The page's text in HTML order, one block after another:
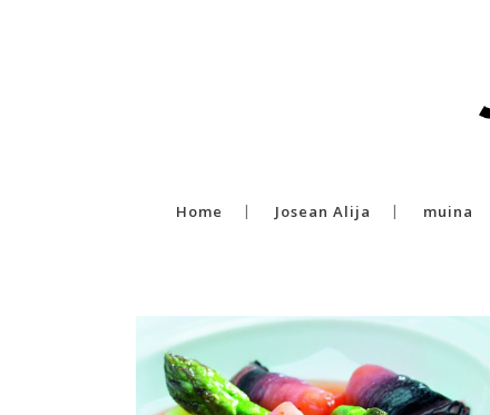
Home Josean Alija muina